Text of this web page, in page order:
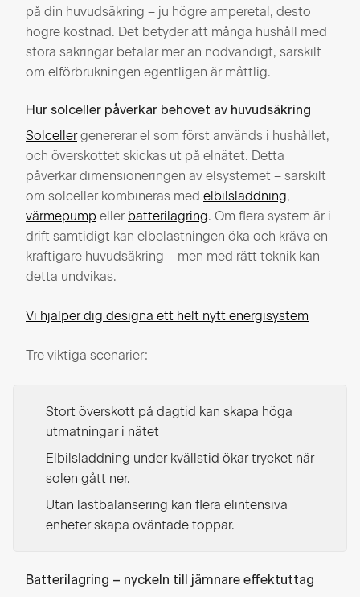
på din huvudsäkring – ju högre amperetal, desto
högre kostnad. Det betyder att många hushåll med
stora säkringar betalar mer än nödvändigt, särskilt
om elförbrukningen egentligen är måttlig.
Hur solceller påverkar behovet av huvudsäkring
Solcellergenererar el som först används i hushållet,
och överskottet skickas ut på elnätet. Detta
påverkar dimensioneringen av elsystemet – särskilt
om solceller kombineras med elbilsladdning,
värmepump eller batterilagring. Om flera system är i
drift samtidigt kan elbelastningen öka och kräva en
kraftigare huvudsäkring – men med rätt teknik kan
detta undvikas.
Vi hjälper dig designa ett helt nytt energisystem
Tre viktiga scenarier:
Stort överskott på dagtid kan skapa höga
utmatningar i nätet
Elbilsladdning under kvällstid ökar trycket när
solen gått ner.
Utan lastbalansering kan flera elintensiva
enheter skapa oväntade toppar.
Batterilagring – nyckeln till jämnare effektuttag